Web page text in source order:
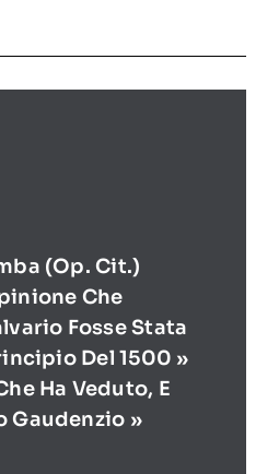
(op. Cit.)
Che
Fosse Stata
Del 1500 »
Ha Veduto, E
Gaudenzio »